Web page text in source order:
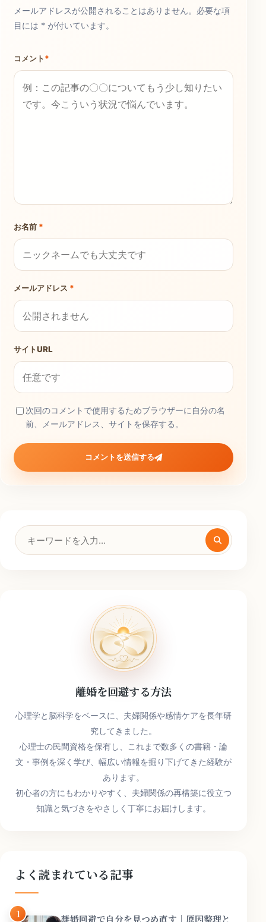
メールアドレスが公開されることはありません。必要な項
目には * が付いています。
コメント*
お名前 *
メールアドレス *
サイトURL
次回のコメントで使用するためブラウザーに自分の名
前、メールアドレス、サイトを保存する。
コメントを送信する
検
索
離婚を回避する方法
心理学と脳科学をベースに、夫婦関係や感情ケアを長年研
究してきました。
心理士の民間資格を保有し、これまで数多くの書籍・論
文・事例を深く学び、幅広い情報を掘り下げてきた経験が
あります。
初心者の方にもわかりやすく、夫婦関係の再構築に役立つ
知識と気づきをやさしく丁寧にお届けします。
よく読まれている記事
1
離婚回避で自分を見つめ直す｜原因整理と